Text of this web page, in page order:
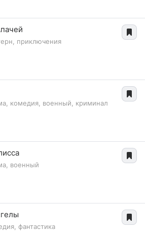
приключения
комедия, военный, криминал
военный
фантастика